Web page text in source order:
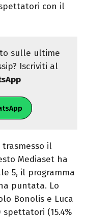
con il
sulle ultime
Iscriviti al
il
Mediaset ha
5, il programma
puntata. Lo
Bonolis e Luca
spettatori (15.4%